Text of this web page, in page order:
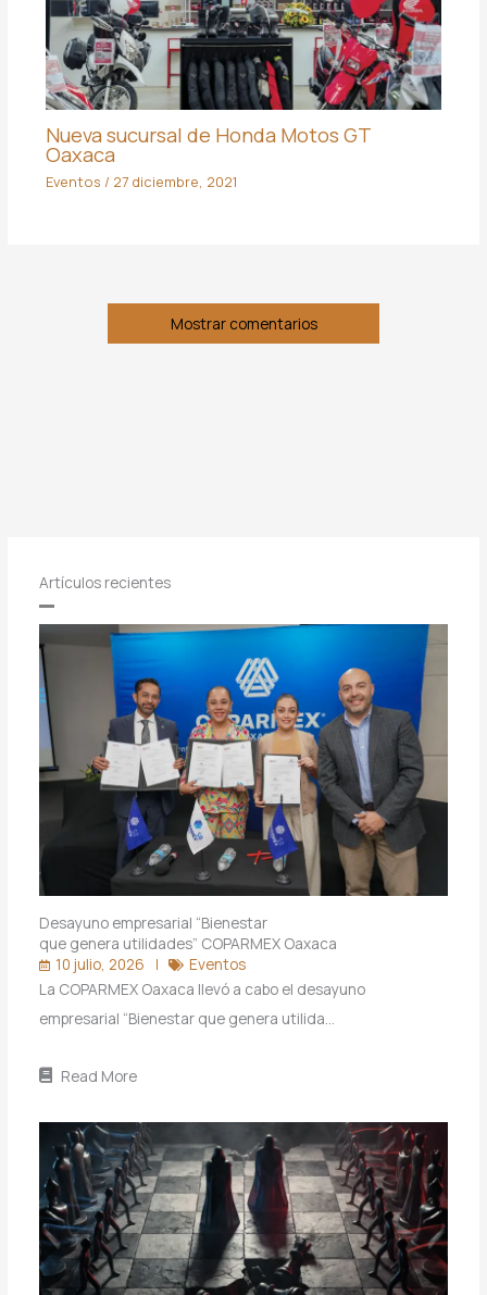
Nueva sucursal de Honda Motos GT
Oaxaca
Eventos / 27 diciembre, 2021
Mostrar comentarios
Artículos recientes
Desayuno empresarial “Bienestar
que genera utilidades” COPARMEX Oaxaca
10 julio, 2026
Eventos
La COPARMEX Oaxaca llevó a cabo el desayuno
empresarial “Bienestar que genera utilida…
Read More